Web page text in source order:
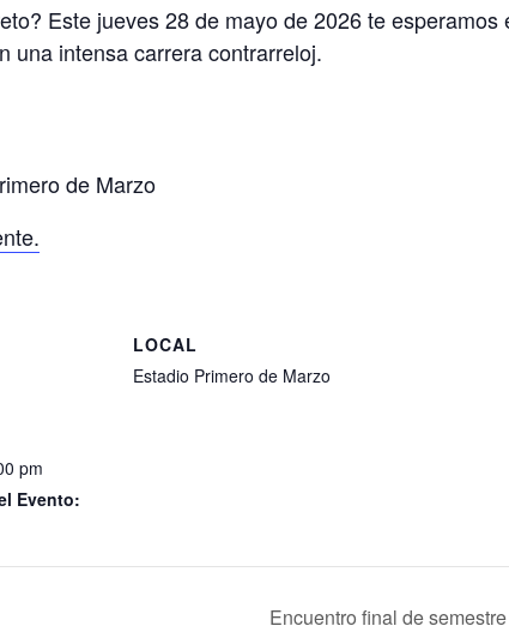
Este jueves 28 de mayo de 2026 te
una intensa carrera contrarreloj.
de Marzo
pm
Evento:
LOCAL
Estadio Primero de Marzo
Encuentro final de